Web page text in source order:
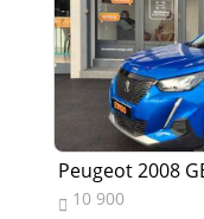
Peugeot 2008
 10 900